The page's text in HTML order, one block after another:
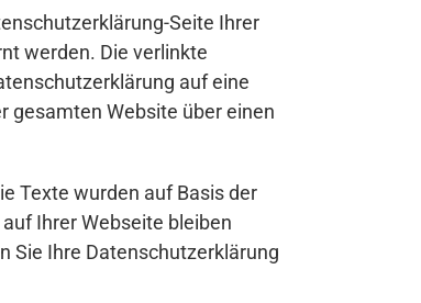
Seite Ihrer
werden. Die verlinkte
auf eine
gesamten Website über einen
Texte wurden auf Basis der
Ihrer Webseite bleiben
Sie Ihre Datenschutzerklärung